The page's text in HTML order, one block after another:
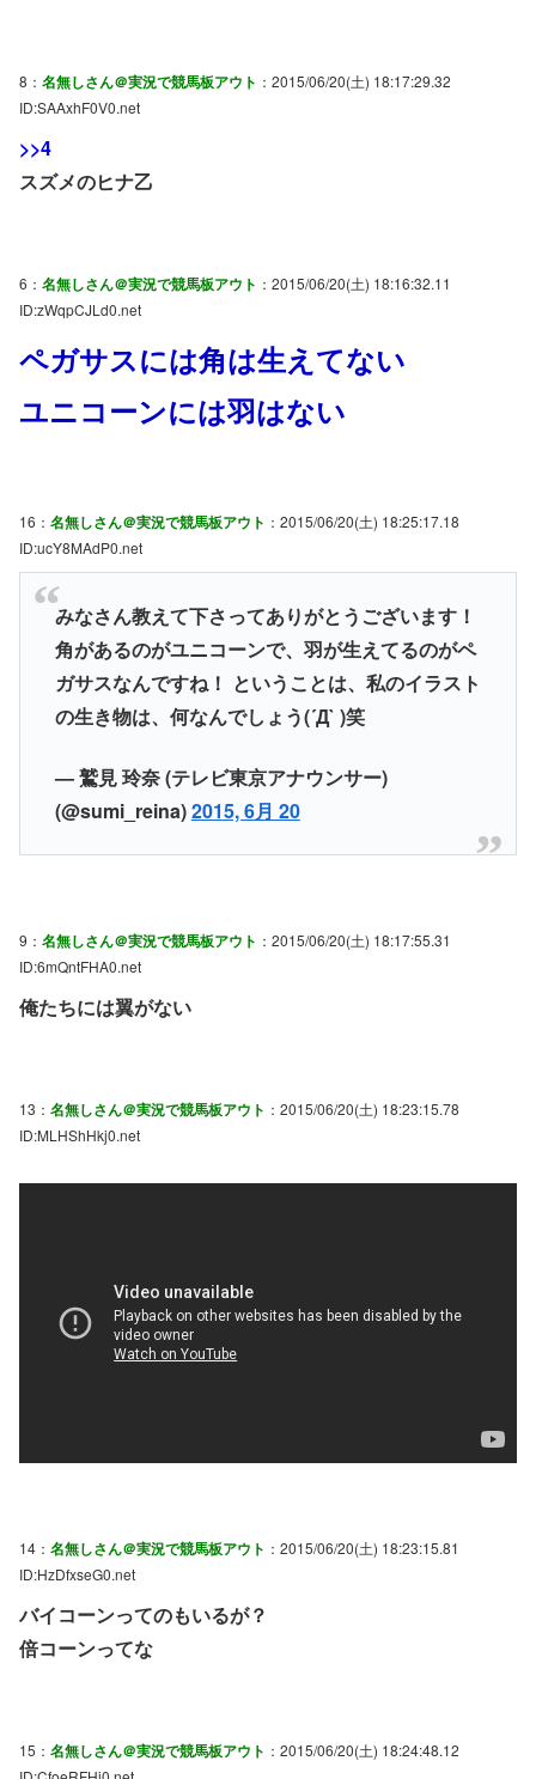
8： 名無しさん＠実況で競馬板アウト ：2015/06/20(土) 18:17:29.32
ID:SAAxhF0V0.net
>>4
スズメのヒナ乙
6： 名無しさん＠実況で競馬板アウト ：2015/06/20(土) 18:16:32.11
ID:zWqpCJLd0.net
ペガサスには角は生えてない
ユニコーンには羽はない
16： 名無しさん＠実況で競馬板アウト ：2015/06/20(土) 18:25:17.18
ID:ucY8MAdP0.net
みなさん教えて下さってありがとうございます！
角があるのがユニコーンで、羽が生えてるのがペ
ガサスなんですね！ ということは、私のイラスト
の生き物は、何なんでしょう(´Д` )笑
— 鷲見 玲奈 (テレビ東京アナウンサー)
(@sumi_reina)2015, 6月 20
9： 名無しさん＠実況で競馬板アウト ：2015/06/20(土) 18:17:55.31
ID:6mQntFHA0.net
俺たちには翼がない
13： 名無しさん＠実況で競馬板アウト ：2015/06/20(土) 18:23:15.78
ID:MLHShHkj0.net
14： 名無しさん＠実況で競馬板アウト ：2015/06/20(土) 18:23:15.81
ID:HzDfxseG0.net
バイコーンってのもいるが？
倍コーンってな
15： 名無しさん＠実況で競馬板アウト ：2015/06/20(土) 18:24:48.12